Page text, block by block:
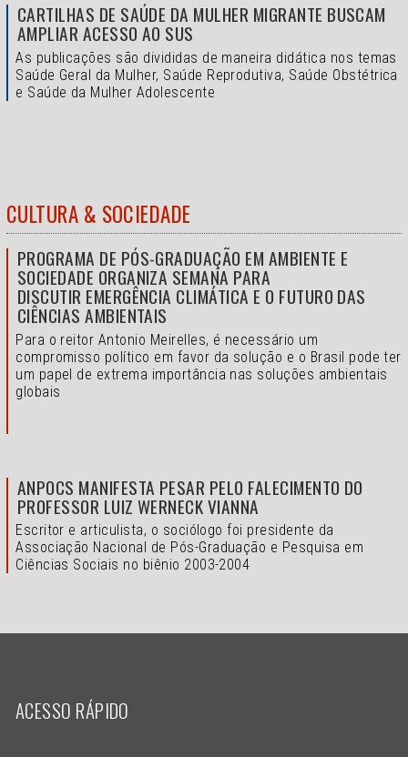
CARTILHAS DE SAÚDE DA MULHER MIGRANTE BUSCAM
AMPLIAR ACESSO AO SUS
As publicações são divididas de maneira didática nos temas
Saúde Geral da Mulher, Saúde Reprodutiva, Saúde Obstétrica
e Saúde da Mulher Adolescente
CULTURA & SOCIEDADE
PROGRAMA DE PÓS-GRADUAÇÃO EM AMBIENTE E
SOCIEDADE ORGANIZA SEMANA PARA
DISCUTIR EMERGÊNCIA CLIMÁTICA E O FUTURO DAS
CIÊNCIAS AMBIENTAIS
Para o reitor Antonio Meirelles, é necessário um
compromisso político em favor da solução e o Brasil pode ter
um papel de extrema importância nas soluções ambientais
globais
ANPOCS MANIFESTA PESAR PELO FALECIMENTO DO
PROFESSOR LUIZ WERNECK VIANNA
Escritor e articulista, o sociólogo foi presidente da
Associação Nacional de Pós-Graduação e Pesquisa em
Ciências Sociais no biênio 2003-2004
ACESSO RÁPIDO